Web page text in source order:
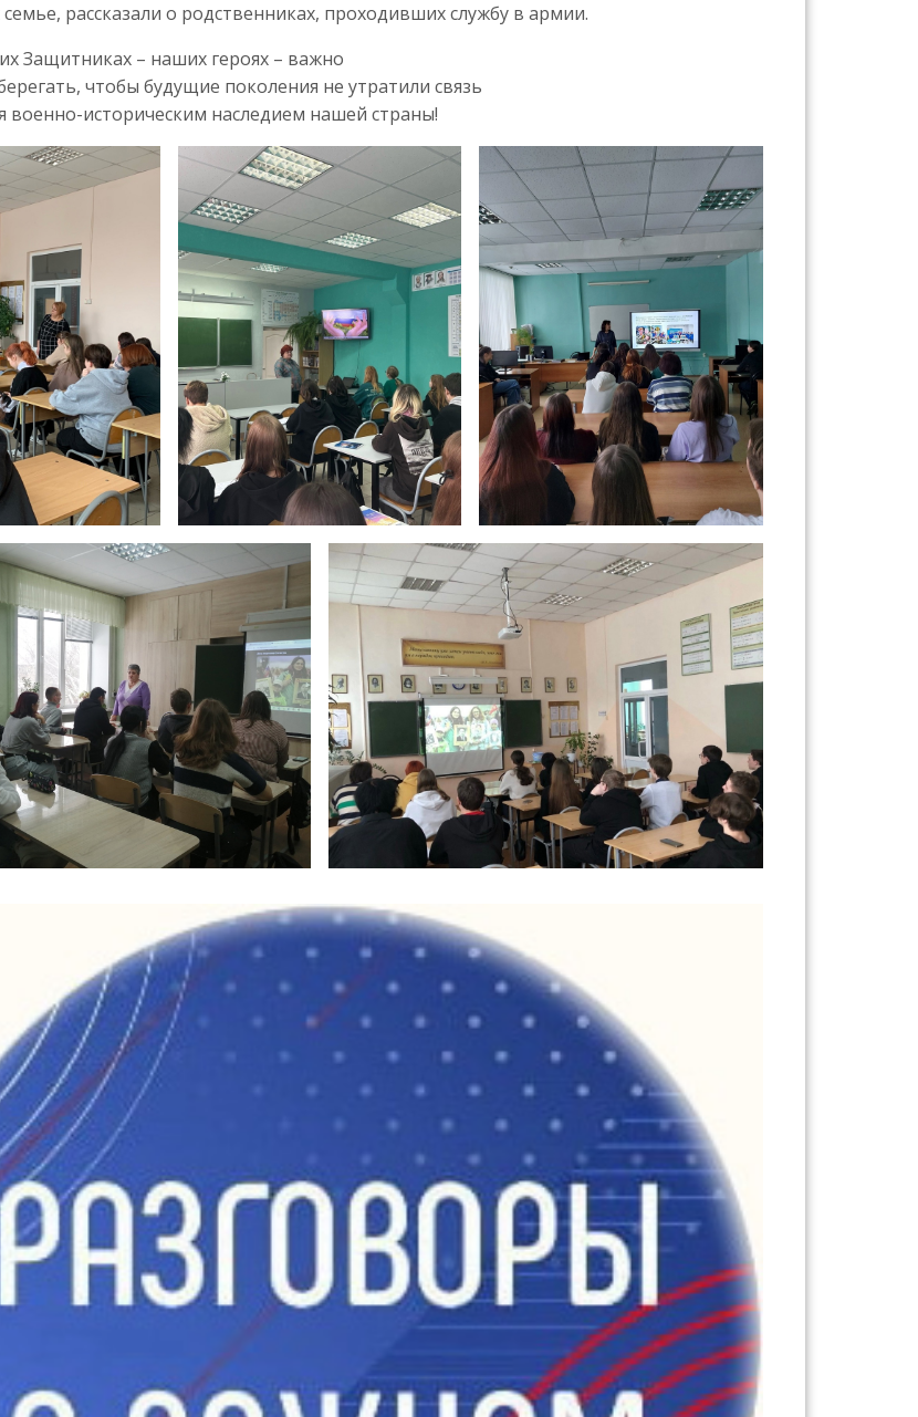
рассказали о родственниках, проходивших службу в армии.
Защитниках – наших героях – важно
чтобы будущие поколения не утратили связь
историческим наследием нашей страны!